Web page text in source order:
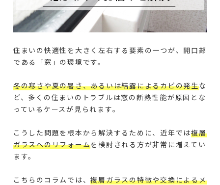
住まいの快適性を大きく左右する要素の一つが、開口部
である「窓」の環境です。
冬の寒さや夏の暑さ、あるいは結露によるカビの発生な
ど、多くの住まいのトラブルは窓の断熱性能が原因とな
っているケースが見られます。
こうした問題を根本から解決するために、近年では複層
ガラスへのリフォームを検討される方が非常に増えてい
ます。
こちらのコラムでは、複層ガラスの特徴や交換によるメ